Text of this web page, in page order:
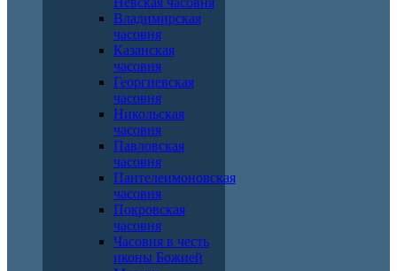
Владимирская
часовня
Казанская
часовня
Георгиевская
часовня
Никольская
часовня
Павловская
часовня
Пантелеимоновская
часовня
Покровская
часовня
Часовня в честь
иконы Божией